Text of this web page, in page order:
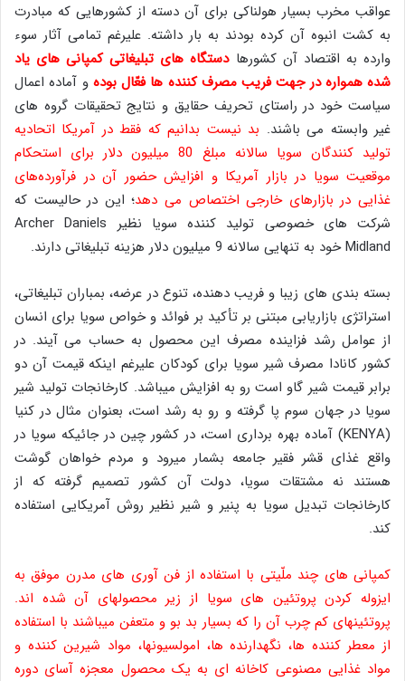
عواقب مخرب بسیار هولناکی برای آن دسته از کشورهایی که مبادرت
به کشت انبوه آن کرده بودند به بار داشته. علیرغم تمامی آثار سوء
وارده به اقتصاد آن کشورهادستگاه های تبلیغاتی کمپانی های یاد
شده همواره در جهت فریب مصرف کننده ها فعّال بوده و آماده اعمال
سیاست خود در راستای تحریف حقایق و نتایج تحقیقات گروه های
غیر وابسته می باشند. بد نیست بدانیم که فقط در آمریکا اتحادیه
تولید کنندگان سویا سالانه مبلغ 80 میلیون دلار برای استحکام
موقعیت سویا در بازار آمریکا و افزایش حضور آن در فرآورده‌های
غذایی در بازارهای خارجی اختصاص می دهد؛ این در حالیست که
شرکت های خصوصی تولید کننده سویا نظیر Archer Daniels
Midland خود به تنهایی سالانه 9 میلیون دلار هزینه تبلیغاتی دارند.
بسته بندی های زیبا و فریب دهنده، تنوع در عرضه، بمباران تبلیغاتی،
استراتژی بازاریابی مبتنی بر تأکید بر فوائد و خواص سویا برای انسان
از عوامل رشد فزاینده مصرف این محصول به حساب می آیند. در
کشور کانادا مصرف شیر سویا برای کودکان علیرغم اینکه قیمت آن دو
برابر قیمت شیر گاو است رو به افزایش میباشد. کارخانجات تولید شیر
سویا در جهان سوم پا گرفته و رو به رشد است، بعنوان مثال در کنیا
(KENYA) آماده بهره برداری است، در کشور چین در جائیکه سویا در
واقع غذای قشر فقیر جامعه بشمار میرود و مردم خواهان گوشت
هستند نه مشتقات سویا، دولت آن کشور تصمیم گرفته که از
کارخانجات تبدیل سویا به پنیر و شیر نظیر روش آمریکایی استفاده
کند.
کمپانی های چند ملّیتی با استفاده از فن آوری های مدرن موفق به
ایزوله کردن پروتئین های سویا از زیر محصولهای آن شده اند.
پروتئینهای کم چرب آن را که بسیار بد بو و متعفن میباشند با استفاده
از معطر کننده ها، نگهدارنده ها، امولسیونها، مواد شیرین کننده و
مواد غذایی مصنوعی کاخانه ای به یک محصول معجزه آسای دوره